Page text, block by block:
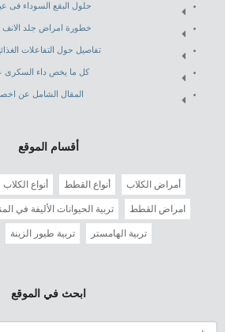
حلول البقع السوداء فى
خطورة امراض جلد الانف
تفاصيل حول التفاعلات
كل ما يخص داء السكرى
المقال الشامل عن
أقسام الموقع
أمراض الكلاب أنواع القطط أنواع الكلاب
امراض القطط تربية الحيوانات الأليفة في
تربية الهامستر تربية طيور الزينة
ابحث في الموقع